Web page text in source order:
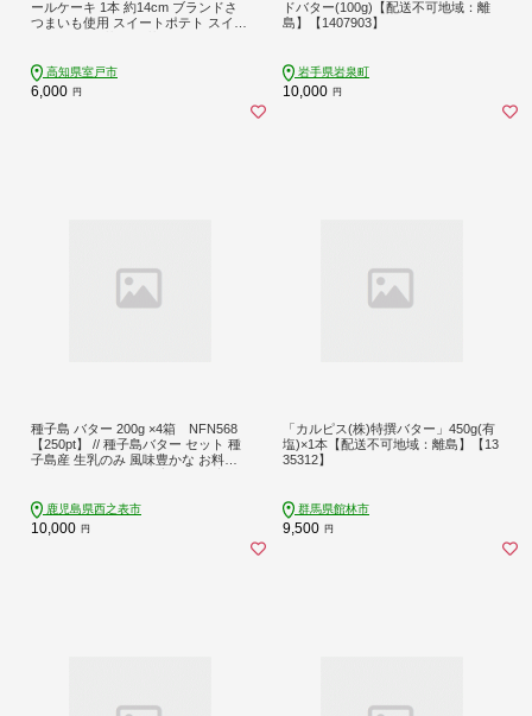
ールケーキ 1本 約14cm ブランドさ
つまいも使用 スイートポテト スイー
フト 冷凍 プレゼント TV メディア グ
ランプリ受賞
高知県室戸市
6,000 円
ドバター(100g)【配送不可地域：離
島】【1407903】
岩手県岩泉町
10,000 円
種子島 バター 200g ×4箱 NFN568
【250pt】 // 種子島バター セット 種
子島産 生乳のみ 風味豊かな お料理
鹿児島県西之表市
10,000 円
「カルピス(株)特撰バター」450g(有
塩)×1本【配送不可地域：離島】【13
35312】
群馬県館林市
9,500 円